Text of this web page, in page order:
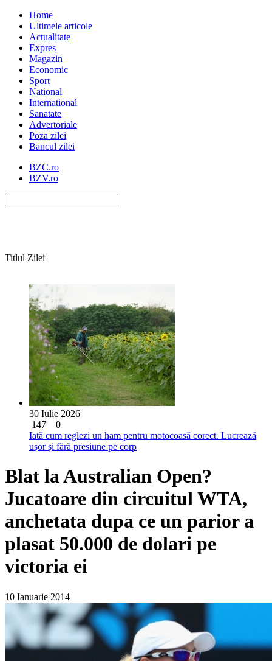
Home
Ultimele articole
Actualitate
Expres
Magazin
Economic
Sport
National
International
Sanatate
Advertoriale
Poza zilei
Bancul zilei
BZC.ro
BZV.ro
Titlul Zilei
30 Iulie 2026
147
0
Iată cum reglezi un ham pentru motocoasă corect. Lucrează
ușor și fără presiune pe corp
Blat la Australian Open?
Jucatoare din circuitul WTA,
anchetata dupa ce un parior a
plasat 50.000 de dolari pe
victoria ei
10 Ianuarie 2014